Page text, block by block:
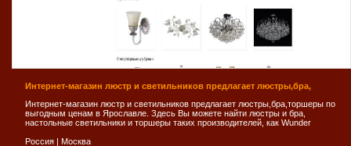
Интернет-магазин люстр и светильников предлагает люстры,бра,
Интернет-магазин люстр и светильников предлагает люстры,бра,торшеры по
выгодным ценам в Ярославле. Здесь Вы можете найти люстры и бра,
настольные светильники и торшеры таких производителей, как Wunder
Россия
Москва